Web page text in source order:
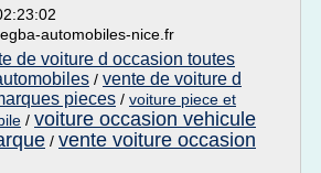
automobiles-nice.fr
de voiture d occasion toutes
/ vente de voiture d
pieces / voiture piece et
/ voiture occasion vehicule
/ vente voiture occasion